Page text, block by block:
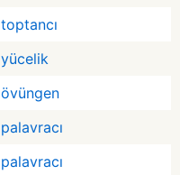
toptancı
yücelik
övüngen
palavracı
palavracı